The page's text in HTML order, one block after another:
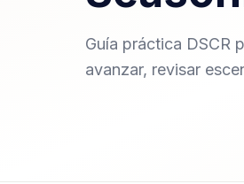
Guía práctica DSCR
avanzar, revisar